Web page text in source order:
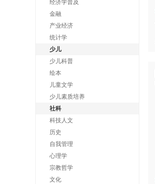
经济学普及
金融
产业经济
统计学
少儿
少儿科普
绘本
儿童文学
少儿素质培养
社科
科技人文
历史
自我管理
心理学
宗教哲学
文化